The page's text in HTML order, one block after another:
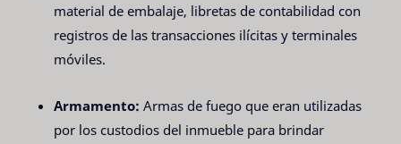
material de embalaje, libretas de contabilidad con
registros de las transacciones ilícitas y terminales
móviles.
Armamento: Armas de fuego que eran utilizadas
por los custodios del inmueble para brindar